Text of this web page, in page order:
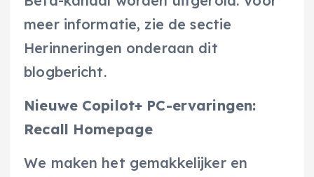
meer informatie, zie de sectie
Herinneringen onderaan dit
blogbericht.
Nieuwe Copilot+ PC-ervaringen:
Recall Homepage
We maken het gemakkelijker en